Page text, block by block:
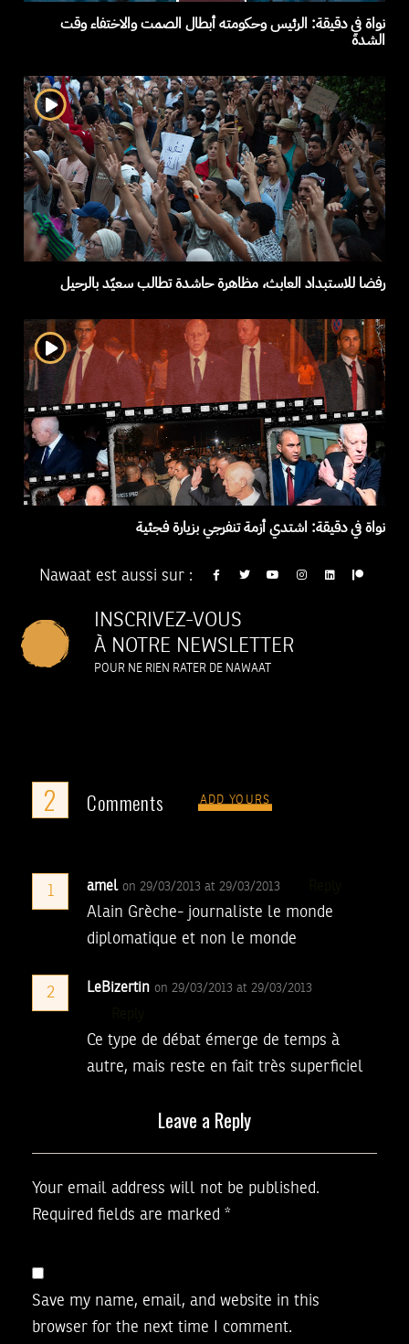
نواة في دقيقة: الرئيس وحكومته أبطال الصمت والاختفاء وقت
الشدة
رفضا للاستبداد العابث، مظاهرة حاشدة تطالب سعيّد بالرحيل
نواة في دقيقة: اشتدي أزمة تنفرجي بزيارة فجئية
Nawaat est aussi sur :
INSCRIVEZ-VOUS
À NOTRE NEWSLETTER
POUR NE RIEN RATER DE NAWAAT
2 Comments ADD YOURS
amel on 29/03/2013 at 29/03/2013
Alain Grèche- journaliste le monde
diplomatique et non le monde
2 LeBizertin on 29/03/2013 at 29/03/2013
Ce type de débat émerge de temps à
autre, mais reste en fait très superficiel
Leave a Reply
Your email address will not be published.
Required fields are marked *
Save my name, email, and website in this
browser for the next time I comment.